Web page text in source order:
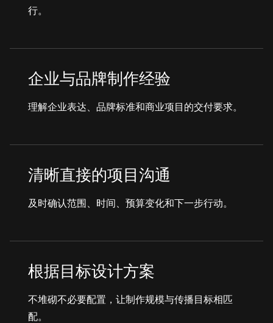
行。
企业与品牌制作经验
理解企业表达、品牌标准和商业项目的交付要求。
清晰直接的项目沟通
及时确认范围、时间、预算变化和下一步行动。
根据目标设计方案
不堆砌不必要配置，让制作规模与传播目标相匹
配。